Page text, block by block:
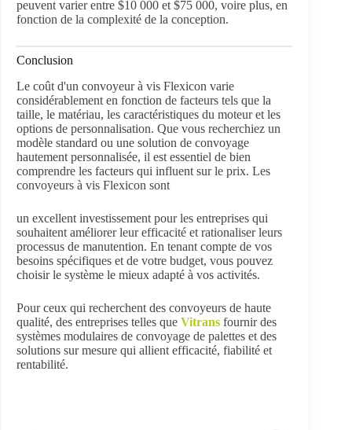
peuvent varier entre $10 000 et $75 000, voire plus, en
fonction de la complexité de la conception.
Conclusion
Le coût d'un convoyeur à vis Flexicon varie
considérablement en fonction de facteurs tels que la
taille, le matériau, les caractéristiques du moteur et les
options de personnalisation. Que vous recherchiez un
modèle standard ou une solution de convoyage
hautement personnalisée, il est essentiel de bien
comprendre les facteurs qui influent sur le prix. Les
convoyeurs à vis Flexicon sont
un excellent investissement pour les entreprises qui
souhaitent améliorer leur efficacité et rationaliser leurs
processus de manutention. En tenant compte de vos
besoins spécifiques et de votre budget, vous pouvez
choisir le système le mieux adapté à vos activités.
Pour ceux qui recherchent des convoyeurs de haute
qualité, des entreprises telles que Vitrans fournir des
systèmes modulaires de convoyage de palettes et des
solutions sur mesure qui allient efficacité, fiabilité et
rentabilité.